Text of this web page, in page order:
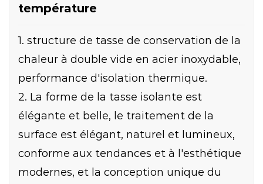
température
1. structure de tasse de conservation de la
chaleur à double vide en acier inoxydable,
performance d'isolation thermique.
2. La forme de la tasse isolante est
élégante et belle, le traitement de la
surface est élégant, naturel et lumineux,
conforme aux tendances et à l'esthétique
modernes, et la conception unique du